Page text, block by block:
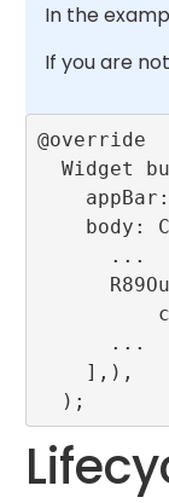
In the
If you are
@override